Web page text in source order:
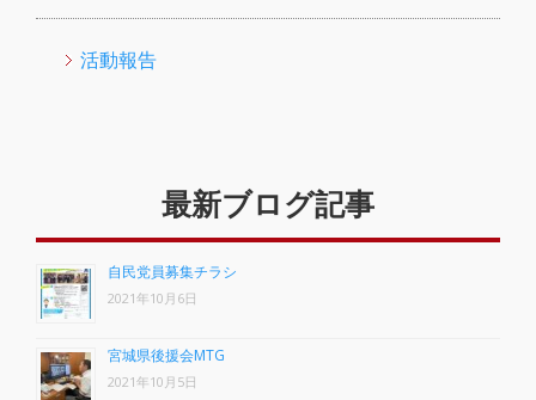
活動報告
最新ブログ記事
自民党員募集チラシ
2021年10月6日
宮城県後援会MTG
2021年10月5日